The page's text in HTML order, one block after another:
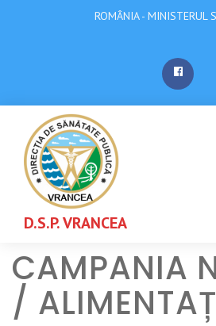
ROMÂNIA - MINISTERUL
D.S.P. VRANCEA
CAMPANIA
/